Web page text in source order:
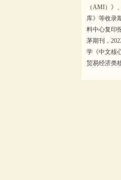
（AMI）》
库》等收录
料中心复印
茅期刊，
学《中文核
贸易经济类